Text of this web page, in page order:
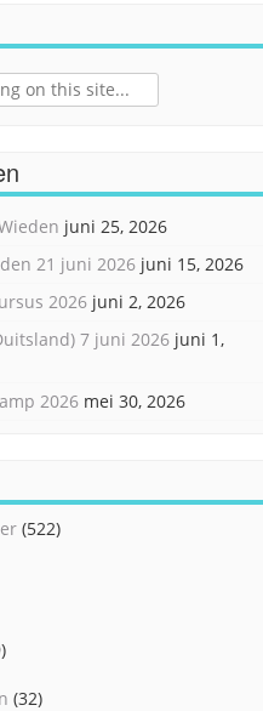
juni 25, 2026
21 juni 2026 juni 15, 2026
2026 juni 2, 2026
7 juni 2026 juni 1,
2026 mei 30, 2026
(522)
(32)